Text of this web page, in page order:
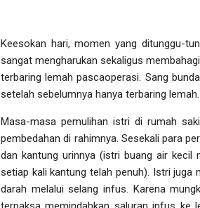
Keesokan hari, momen yang ditunggu-
sangat mengharukan sekaligus
terbaring lemah pascaoperasi. Sang
setelah sebelumnya hanya terbaring lemah.
Masa-masa pemulihan istri di rumah
pembedahan di rahimnya. Sesekali para
dan kantung urinnya (istri buang air kecil
setiap kali kantung telah penuh). Istri juga
darah melalui selang infus. Karena